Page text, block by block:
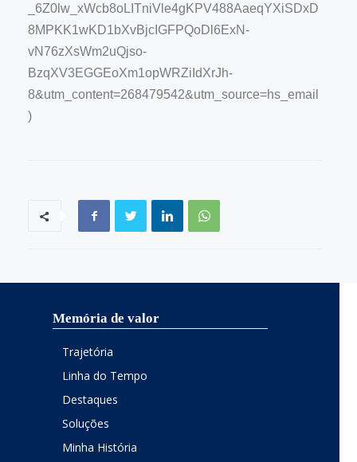
_6Z0lw_xWcb8oLITniVle4gKPV488AaeqYXiSDxD
8MPKK1wKD1bXvBjcIGFPQoDl6ExN-
vN76zXsWm2uQjso-
BzqXV3EGGEoXm1opWRZiIdXrJh-
8&utm_content=268479542&utm_source=hs_email
)
Memória de valor
Trajetória
Linha do Tempo
Destaques
Soluções
Minha História